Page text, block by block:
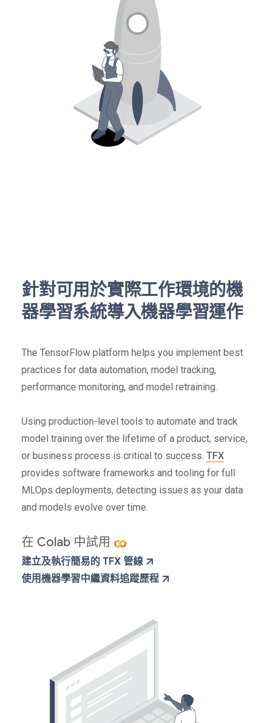
針對可用於實際工作環境的機
器學習系統導入機器學習運作
The TensorFlow platform helps you implement best
practices for data automation, model tracking,
performance monitoring, and model retraining.
Using production-level tools to automate and track
model training over the lifetime of a product, service,
or business process is critical to success. TFX
provides software frameworks and tooling for full
MLOps deployments, detecting issues as your data
and models evolve over time.
在 Colab 中試用
建立及執行簡易的 TFX 管線
使用機器學習中繼資料追蹤歷程